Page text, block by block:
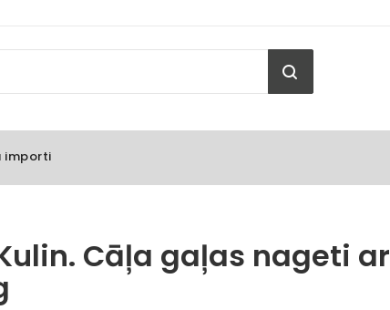
importi
Cāļa gaļas nageti ar